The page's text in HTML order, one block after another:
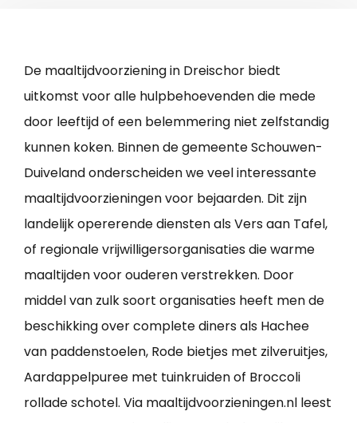
De maaltijdvoorziening in Dreischor biedt
uitkomst voor alle hulpbehoevenden die mede
door leeftijd of een belemmering niet zelfstandig
kunnen koken. Binnen de gemeente Schouwen-
Duiveland onderscheiden we veel interessante
maaltijdvoorzieningen voor bejaarden. Dit zijn
landelijk opererende diensten als Vers aan Tafel,
of regionale vrijwilligersorganisaties die warme
maaltijden voor ouderen verstrekken. Door
middel van zulk soort organisaties heeft men de
beschikking over complete diners als Hachee
van paddenstoelen, Rode bietjes met zilveruitjes,
Aardappelpuree met tuinkruiden of Broccoli
rollade schotel. Via maaltijdvoorzieningen.nl leest